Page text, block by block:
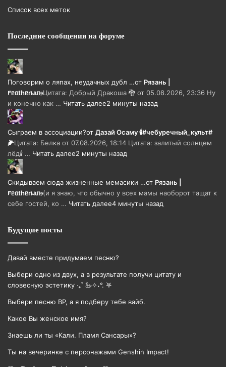
Список всех меток
Последние сообщения на форуме
Поговорим о ляпах, неудачных дубл …от Рязань |
𐔥ᥱᥲthᥱrᥕιᥒⳋЦитата: Добрый Дракоша 🐉 от 05.08.2026, 23:36 Ну
и конечно как … Читать далее2 минуты назад
Сыграем в ассоциации?от Дазай Осаму 🕯#чебуречный_культ#
🌽Цитата: Белка от 07.08.2026, 18:14 Цитата: залитый солнцем
лёд🕯 … Читать далее2 минуты назад
Скидываем сюда жизненные мемасики …от Рязань |
𐔥ᥱᥲthᥱrᥕιᥒⳋ(и я знаю, что обычно у всех мамы наоборот тащат к
себе гостей, ко … Читать далее4 минуты назад
Будущие посты
Давай вместе придумаем песню?
Выбери одно из двух, а в результате получи цитату и
словесную эстетику ‧₊˚ 🦢✧˖°. ࣪𖤐
Выбери песню BP, а я подберу тебе вайб.
Какое Вы женское имя?
Знаешь ли ты «Кали. Пламя Сансары»?
Ты на вечеринке с персонажами Genshin Impact!